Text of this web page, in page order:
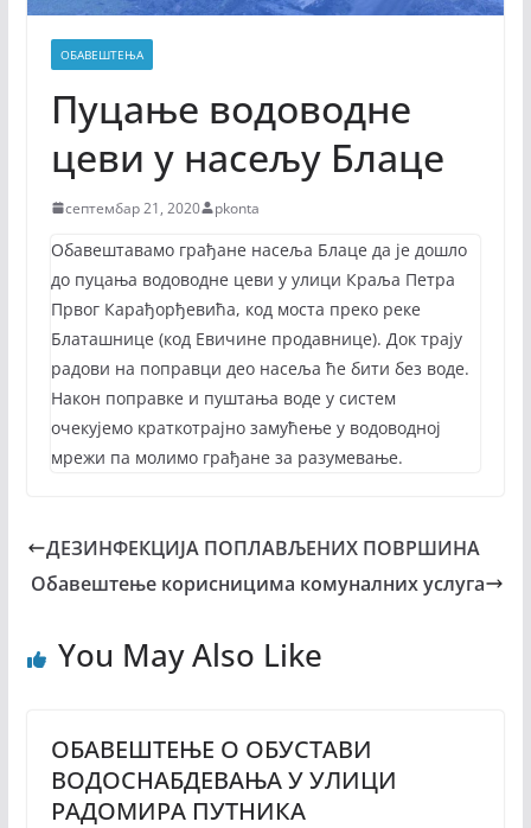
ОБАВЕШТЕЊА
Пуцање водоводне
цеви у насељу Блаце
септембар 21, 2020 pkonta
Обавештавамо грађане насеља Блаце да је дошло
до пуцања водоводне цеви у улици Краља Петра
Првог Карађорђевића, код моста преко реке
Блаташнице (код Евичине продавнице). Док трају
радови на поправци део насеља ће бити без воде.
Након поправке и пуштања воде у систем
очекујемо краткотрајно замућење у водоводној
мрежи па молимо грађане за разумевање.
ДЕЗИНФЕКЦИЈА ПОПЛАВЉЕНИХ ПОВРШИНА
Обавештење корисницима комуналних услуга
You May Also Like
ОБАВЕШТЕЊЕ О ОБУСТАВИ
ВОДОСНАБДЕВАЊА У УЛИЦИ
РАДОМИРА ПУТНИКА